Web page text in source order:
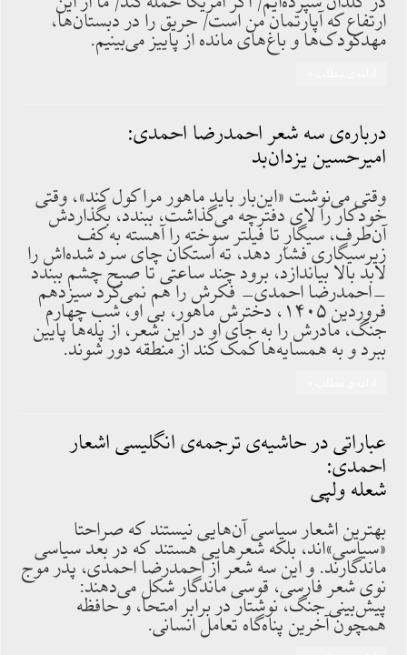
ارتفاع که آپارتمان من است/ حریق را در دبستان‌ها،
مهدکودک‌ها و باغ‌های مانده از پاییز می‌بینیم.
درباره‌ی سه شعر احمدرضا احمدی:
امیرحسین یزدان‌بد
وقتی می‌نوشت «این‌بار باید ماهور مرا کول کند»، وقتی
خودکار را لای دفترچه می‌گذاشت، ببندد، بگذاردش
آن‌طرف، سیگارِ تا فیلتر سوخته را آهسته به کف
زیرسیگاری فشار دهد، ته استکان چای سرد شده‌اش را
لابد بالا بیاندازد، برود چند ساعتی تا صبح چشم ببندد
-احمدرضا احمدی- فکرش را هم نمی‌کرد سیزدهم
فروردین ۱۴۰۵، دخترش ماهور، بی او، شب چهارم
جنگ، مادرش را به جای او در این شعر، از پله‌ها پایین
ببرد و به همسایه‌ها کمک کند از منطقه دور شوند.
عباراتی در حاشیه‌ی ترجمه‌ی انگلیسی اشعار
احمدی:
شعله ولپی
بهترین اشعار سیاسی آن‌هایی نیستند که صراحتا
«سیاسی»اند، بلکه شعرهایی هستند که در بعد سیاسی
ماندگارند. و این سه شعر از احمدرضا احمدی، پدر موج
نوی شعر فارسی، قوسی ماندگار شکل می‌دهند:
پیش‌بینی جنگ، نوشتار در برابر امتحا، و حافظه
همچون آخرین پناه‌گاه تعامل انسانی.